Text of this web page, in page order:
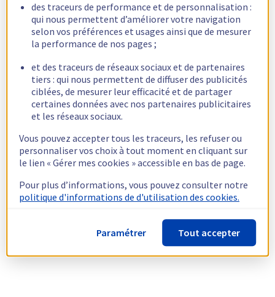
des traceurs de performance et de personnalisation :
qui nous permettent d’améliorer votre navigation
selon vos préférences et usages ainsi que de mesurer
la performance de nos pages ;
et des traceurs de réseaux sociaux et de partenaires
tiers : qui nous permettent de diffuser des publicités
ciblées, de mesurer leur efficacité et de partager
certaines données avec nos partenaires publicitaires
et les réseaux sociaux.
Vous pouvez accepter tous les traceurs, les refuser ou
personnaliser vos choix à tout moment en cliquant sur
le lien « Gérer mes cookies » accessible en bas de page.
Pour plus d’informations, vous pouvez consulter notre
politique d'informations de d'utilisation des cookies.
Paramétrer Tout accepter